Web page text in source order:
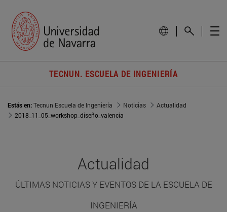
TECNUN. ESCUELA DE INGENIERÍA
Estás en:Tecnun Escuela de Ingeniería Noticias
Actualidad
2018_11_05_workshop_diseño_valencia
Actualidad
ÚLTIMAS NOTICIAS Y EVENTOS DE LA ESCUELA DE
INGENIERÍA